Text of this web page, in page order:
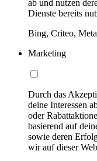
ab und nutzen
Dienste bereits
Bing, Criteo,
Marketing
Durch das
deine Interessen
oder
basierend auf
sowie deren
wir auf dieser